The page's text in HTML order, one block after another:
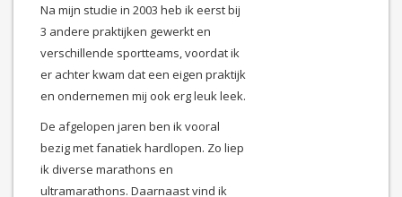
Na mijn studie in 2003 heb ik eerst bij
3 andere praktijken gewerkt en
verschillende sportteams, voordat ik
er achter kwam dat een eigen praktijk
en ondernemen mij ook erg leuk leek.
De afgelopen jaren ben ik vooral
bezig met fanatiek hardlopen. Zo liep
ik diverse marathons en
ultramarathons. Daarnaast vind ik